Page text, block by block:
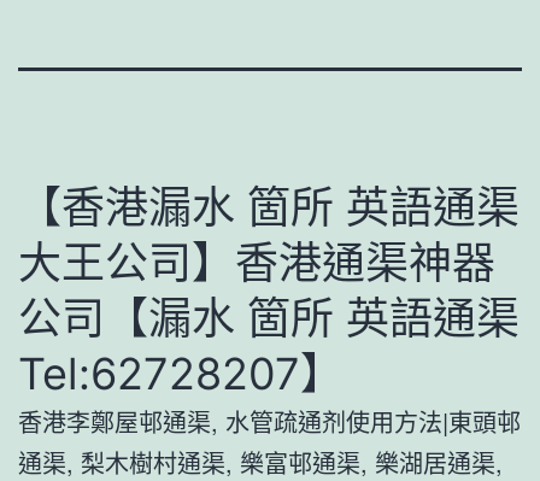
【香港漏水 箇所 英語通渠
大王公司】香港通渠神器
公司【漏水 箇所 英語通渠
Tel:62728207】
香港李鄭屋邨通渠, 水管疏通剂使用方法|東頭邨
通渠, 梨木樹村通渠, 樂富邨通渠, 樂湖居通渠,